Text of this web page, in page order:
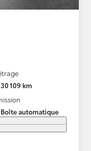
30 109 km
Boîte automatique